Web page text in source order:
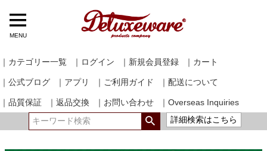
MENU
｜カテゴリー一覧 ｜ログイン ｜新規会員登録 ｜カート
｜公式ブログ ｜アプリ ｜ご利用ガイド ｜配送について
｜品質保証 ｜返品交換 ｜お問い合わせ
｜Overseas Inquiries
詳細検索はこちら